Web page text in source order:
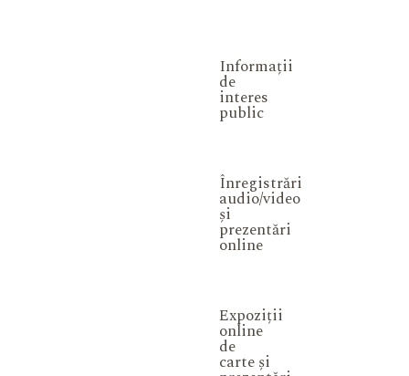
Informații
de
interes
public
Înregistrări
audio/video
și
prezentări
online
Expoziții
online
de
carte și